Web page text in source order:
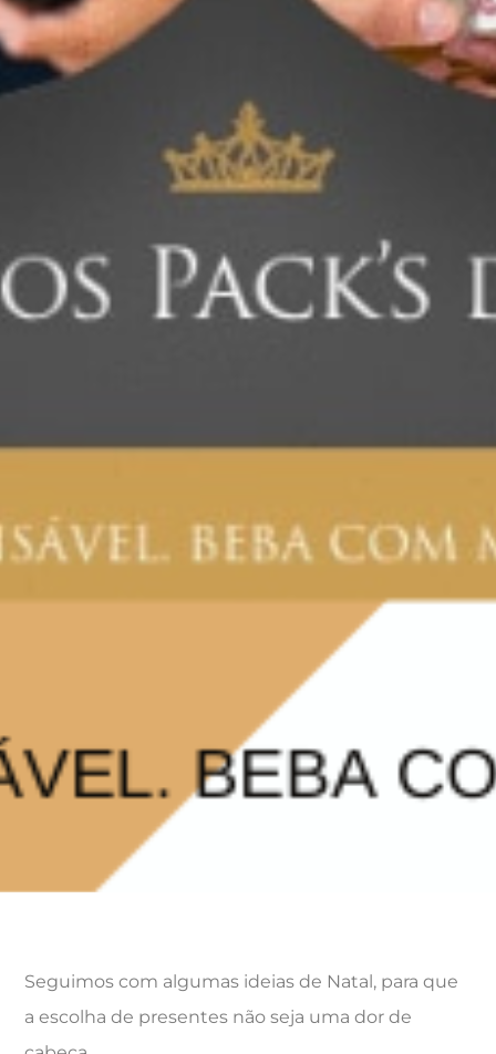
Seguimos com algumas ideias de Natal, para que
a escolha de presentes não seja uma dor de